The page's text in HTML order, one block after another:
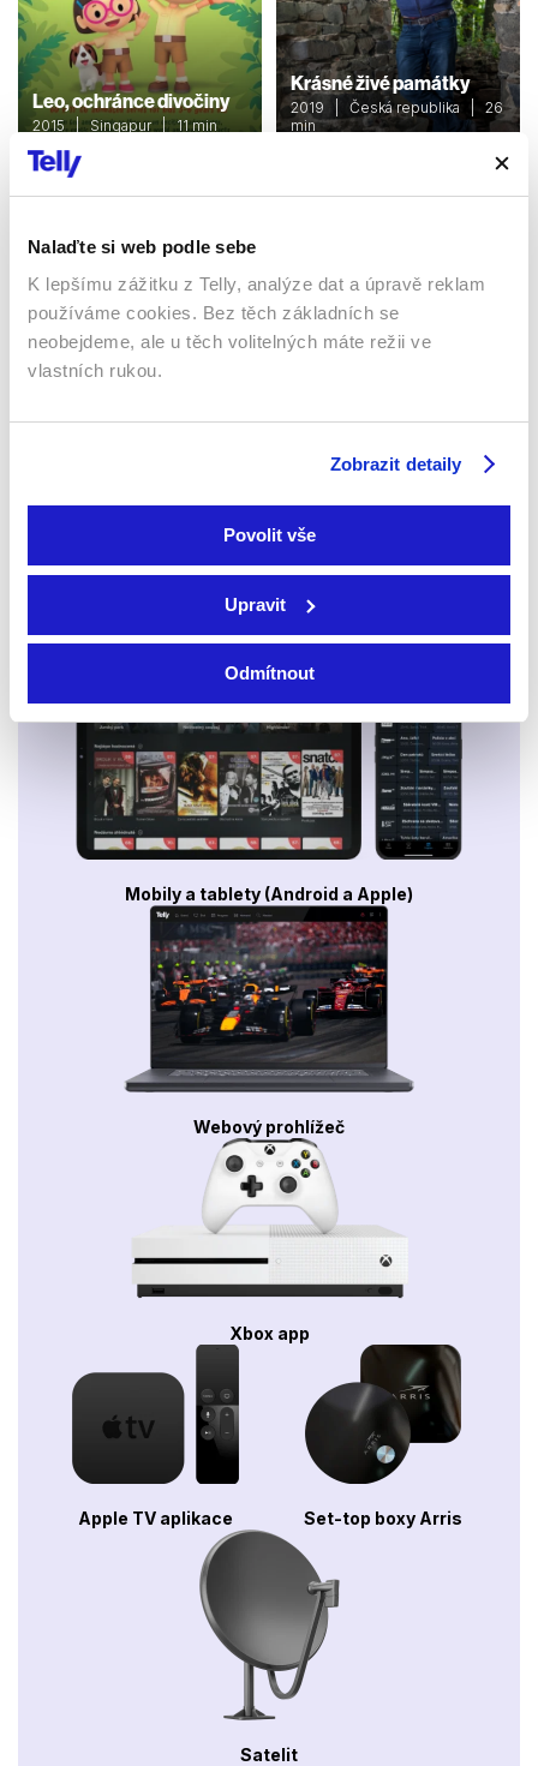
Nalaďte si web podle sebe
K lepšímu zážitku z Telly, analýze dat a úpravě reklam
používáme cookies. Bez těch základních se
neobejdeme, ale u těch volitelných máte režii ve
vlastních rukou.
Zobrazit detaily
Povolit vše
Upravit
Odmítnout
Leo, ochránce divočiny
2015 | Singapur | 11 min
Dokumenty / Cestopisný
Krásné živé památky
2019 | Česká republika | 26
min
Sledujte kdekoliv až na 6 zařízeních
po celé EU, a to až na 6 zařízeních.
Smart TV - Android, Google, Samsung, LG, VIDAA
Mobily a tablety (Android a Apple)
Webový prohlížeč
Xbox app
Apple TV aplikace Set-top boxy Arris
Satelit